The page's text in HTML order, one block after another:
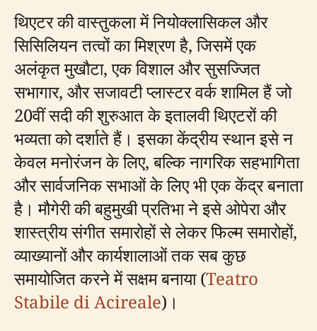
थिएटर की वास्तुकला में नियोक्लासिकल और
सिसिलियन तत्वों का मिश्रण है, जिसमें एक
अलंकृत मुखौटा, एक विशाल और सुसज्जित
सभागार, और सजावटी प्लास्टर वर्क शामिल हैं जो
20वीं सदी की शुरुआत के इतालवी थिएटरों की
भव्यता को दर्शाते हैं। इसका केंद्रीय स्थान इसे न
केवल मनोरंजन के लिए, बल्कि नागरिक सहभागिता
और सार्वजनिक सभाओं के लिए भी एक केंद्र बनाता
है। मौगेरी की बहुमुखी प्रतिभा ने इसे ओपेरा और
शास्त्रीय संगीत समारोहों से लेकर फिल्म समारोहों,
व्याख्यानों और कार्यशालाओं तक सब कुछ
समायोजित करने में सक्षम बनाया (Teatro
Stabile di Acireale)।